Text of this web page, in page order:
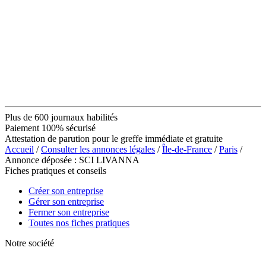
Plus de 600 journaux habilités
Paiement 100% sécurisé
Attestation de parution pour le greffe immédiate et gratuite
Accueil /Consulter les annonces légales /Île-de-France /Paris /
Annonce déposée : SCI LIVANNA
Fiches pratiques et conseils
Créer son entreprise
Gérer son entreprise
Fermer son entreprise
Toutes nos fiches pratiques
Notre société